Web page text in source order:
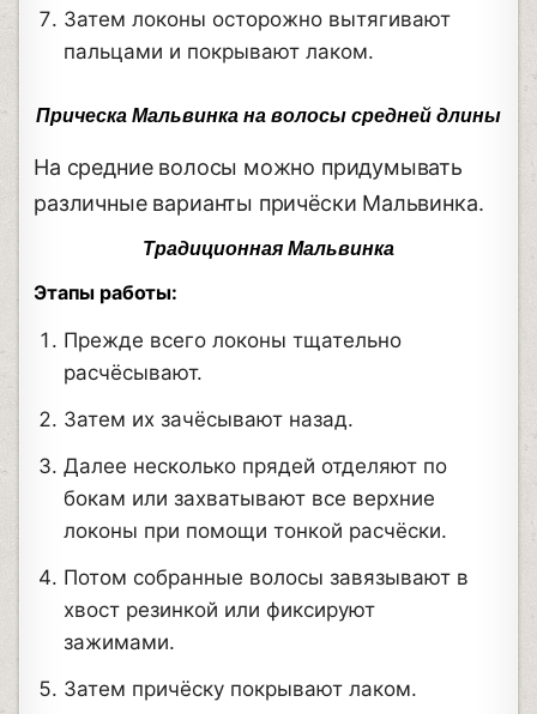
Затем локоны осторожно вытягивают
пальцами и покрывают лаком.
Прическа Мальвинка на волосы средней длины
На средние волосы можно придумывать
различные варианты причёски Мальвинка.
Традиционная Мальвинка
Этапы работы:
Прежде всего локоны тщательно
расчёсывают.
Затем их зачёсывают назад.
Далее несколько прядей отделяют по
бокам или захватывают все верхние
локоны при помощи тонкой расчёски.
Потом собранные волосы завязывают в
хвост резинкой или фиксируют
зажимами.
Затем причёску покрывают лаком.